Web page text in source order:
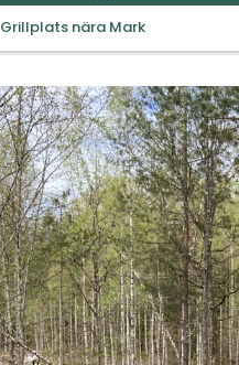
Grillplats nära Mark